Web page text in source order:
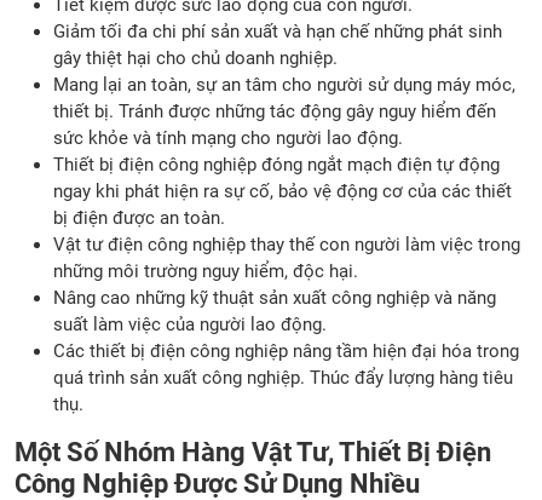
Tiết kiệm được sức lao động của con người.
Giảm tối đa chi phí sản xuất và hạn chế những phát sinh
gây thiệt hại cho chủ doanh nghiệp.
Mang lại an toàn, sự an tâm cho người sử dụng máy móc,
thiết bị. Tránh được những tác động gây nguy hiểm đến
sức khỏe và tính mạng cho người lao động.
Thiết bị điện công nghiệp đóng ngắt mạch điện tự động
ngay khi phát hiện ra sự cố, bảo vệ động cơ của các thiết
bị điện được an toàn.
Vật tư điện công nghiệp thay thế con người làm việc trong
những môi trường nguy hiểm, độc hại.
Nâng cao những kỹ thuật sản xuất công nghiệp và năng
suất làm việc của người lao động.
Các thiết bị điện công nghiệp nâng tầm hiện đại hóa trong
quá trình sản xuất công nghiệp. Thúc đẩy lượng hàng tiêu
thụ.
Một Số Nhóm Hàng Vật Tư, Thiết Bị Điện
Công Nghiệp Được Sử Dụng Nhiều